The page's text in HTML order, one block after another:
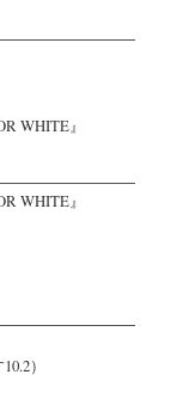
WHITE』
WHITE』
）